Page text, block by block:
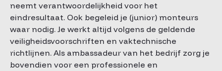
neemt verantwoordelijkheid voor het
eindresultaat. Ook begeleid je (junior) monteurs
waar nodig. Je werkt altijd volgens de geldende
veiligheidsvoorschriften en vaktechnische
richtlijnen. Als ambassadeur van het bedrijf zorg je
bovendien voor een professionele en